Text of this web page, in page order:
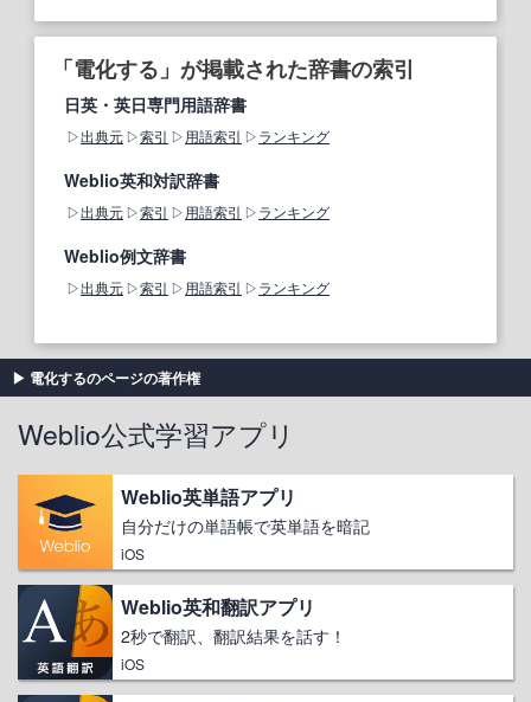
「電化する」が掲載された辞書の索引
日英・英日専門用語辞書
出典元 索引 用語索引 ランキング
Weblio英和対訳辞書
出典元 索引 用語索引 ランキング
Weblio例文辞書
出典元 索引 用語索引 ランキング
電化するのページの著作権
Weblio公式学習アプリ
Weblio英単語アプリ
自分だけの単語帳で英単語を暗記
iOS
Weblio英和翻訳アプリ
2秒で翻訳、翻訳結果を話す！
iOS